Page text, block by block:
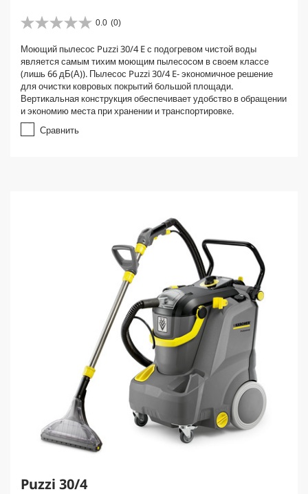
0.0 (0)
0
0
и
з
5
з
в
з
Моющий пылесос Puzzi 30/4 E с подогревом чистой воды
является самым тихим моющим пылесосом в своем классе
(лишь 66 дБ(А)). Пылесос Puzzi 30/4 E- экономичное решение
для очистки ковровых покрытий большой площади.
Вертикальная конструкция обеспечивает удобство в обращении
и экономию места при хранении и транспортировке.
Сравнить
Puzzi 30/4